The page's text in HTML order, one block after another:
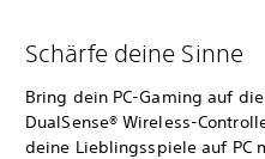
Schärfe deine Sinne
Bring dein PC-Gaming auf
DualSense® Wireless-
deine Lieblingsspiele auf PC